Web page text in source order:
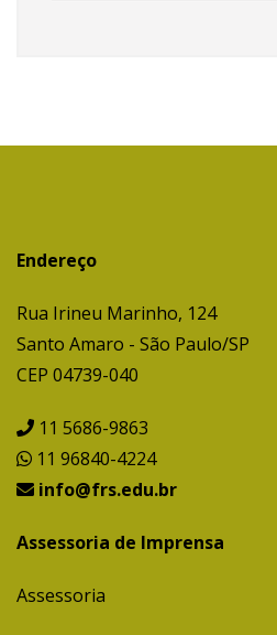
Endereço
Rua Irineu Marinho, 124
Santo Amaro - São Paulo/SP
CEP 04739-040
11 5686-9863
11 96840-4224
info@frs.edu.br
Assessoria de Imprensa
Assessoria